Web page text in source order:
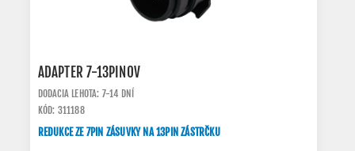
ADAPTER 7-13PINOV
DODACIA LEHOTA: 7-14 DNÍ
KÓD: 311188
REDUKCE ZE 7PIN ZÁSUVKY NA 13PIN ZÁSTRČKU